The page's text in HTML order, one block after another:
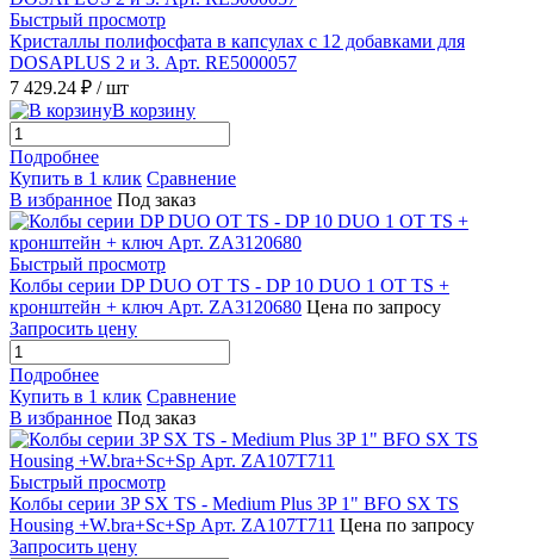
Быстрый просмотр
Кристаллы полифосфата в капсулах с 12 добавками для
DOSAPLUS 2 и 3. Арт. RE5000057
7 429.24 ₽ / шт
В корзину
Подробнее
Купить в 1 клик Сравнение
В избранное Под заказ
Быстрый просмотр
Колбы серии DP DUO OT TS - DP 10 DUO 1 OT TS +
кронштейн + ключ Арт. ZA3120680 Цена по запросу
Запросить цену
Подробнее
Купить в 1 клик Сравнение
В избранное Под заказ
Быстрый просмотр
Колбы серии 3P SX TS - Medium Plus 3P 1" BFO SX TS
Housing +W.bra+Sc+Sp Арт. ZA107T711 Цена по запросу
Запросить цену